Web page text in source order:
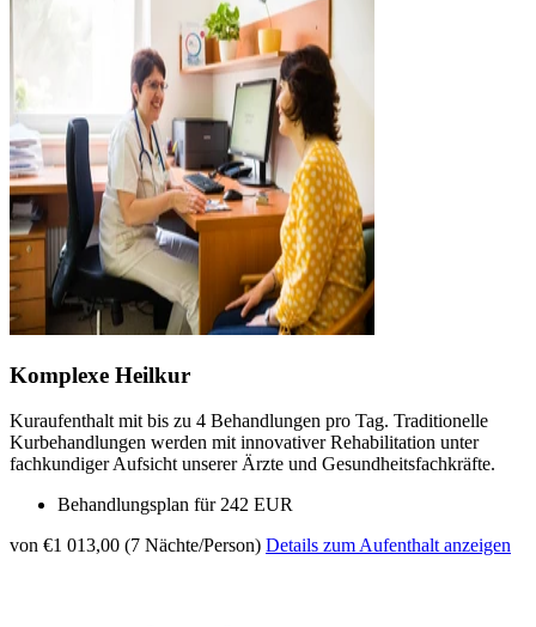
Komplexe Heilkur
Kuraufenthalt mit bis zu 4 Behandlungen pro Tag. Traditionelle
Kurbehandlungen werden mit innovativer Rehabilitation unter
fachkundiger Aufsicht unserer Ärzte und Gesundheitsfachkräfte.
Behandlungsplan für 242 EUR
von €1 013,00 (7 Nächte/Person) Details zum Aufenthalt anzeigen